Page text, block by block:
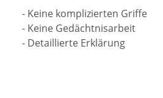
- Keine komplizierten Griffe
- Keine Gedächtnisarbeit
- Detaillierte Erklärung